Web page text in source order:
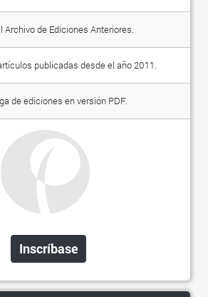
Archivo de Ediciones Anteriores.
publicadas desde el año 2011.
de ediciones en versión PDF.
Inscríbase